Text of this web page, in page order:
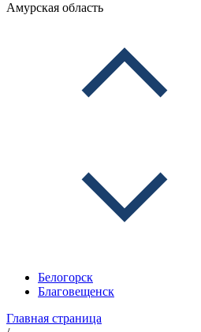
Амурская область
Белогорск
Благовещенск
Главная страница